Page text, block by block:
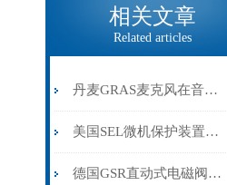
相关文章
Related articles
丹麦GRAS麦克风在音频制作中的应用详解
美国SEL微机保护装置的主要特点与优势表现
德国GSR直动式电磁阀工作原理